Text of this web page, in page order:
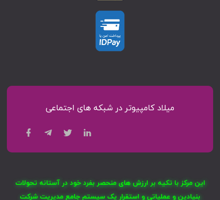
میلاد کامپیوتر در شبکه های اجتماعی
این مرکز با تکیه بر ارزش های منحصر بفرد خود در آستانه تحولات
بنیادین و عملیاتی و استقرار یک سیستم جامع مدیریت شرکت